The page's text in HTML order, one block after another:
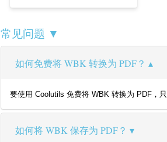
常见问题 ▼
如何免费将 WBK 转换为 PDF？
要使用 Coolutils 免费将 WBK 转换为 PDF，
如何将 WBK 保存为 PDF？